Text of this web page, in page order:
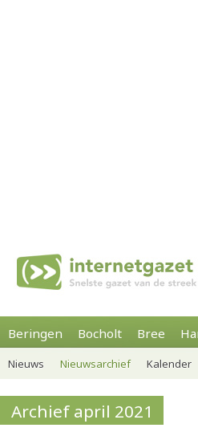
Beringen Bocholt Bree
Nieuws Nieuwsarchief Kalender
Archief april 2021